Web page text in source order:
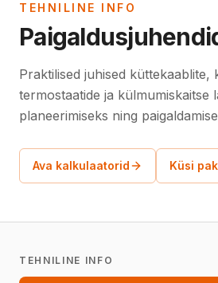
TEHNILINE INFO
Praktilised juhised küttekaablite,
termostaatide ja külmumiskaitse
planeerimiseks ning
Ava kalkulaatorid Küsi
TEHNILINE INFO